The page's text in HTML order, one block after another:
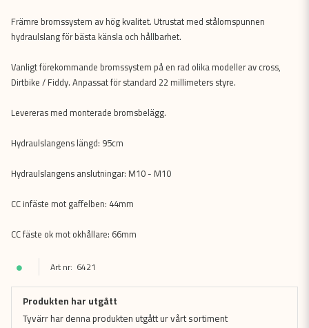
Främre bromssystem av hög kvalitet. Utrustat med stålomspunnen
hydraulslang för bästa känsla och hållbarhet.
Vanligt förekommande bromssystem på en rad olika modeller av cross,
Dirtbike / Fiddy. Anpassat för standard 22 millimeters styre.
Levereras med monterade bromsbelägg.
Hydraulslangens längd: 95cm
Hydraulslangens anslutningar: M10 - M10
CC infäste mot gaffelben: 44mm
CC fäste ok mot okhållare: 66mm
6421
Produkten har utgått
Tyvärr har denna produkten utgått ur vårt sortiment